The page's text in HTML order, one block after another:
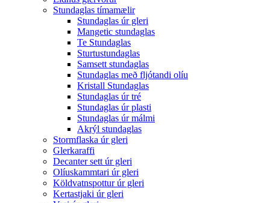
Stundaglas tímamælir
Stundaglas úr gleri
Mangetic stundaglas
Te Stundaglas
Sturtustundaglas
Samsett stundaglas
Stundaglas með fljótandi olíu
Kristall Stundaglas
Stundaglas úr tré
Stundaglas úr plasti
Stundaglas úr málmi
Akrýl stundaglas
Stormflaska úr gleri
Glerkaraffi
Decanter sett úr gleri
Olíuskammtari úr gleri
Köldvatnspottur úr gleri
Kertastjaki úr gleri